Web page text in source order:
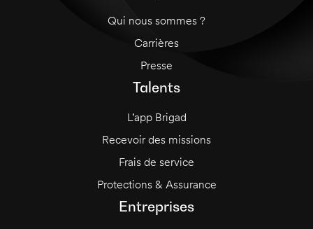
Qui nous sommes ?
Carrières
Presse
Talents
L’app Brigad
Recevoir des missions
Frais de service
Protections & Assurance
Entreprises